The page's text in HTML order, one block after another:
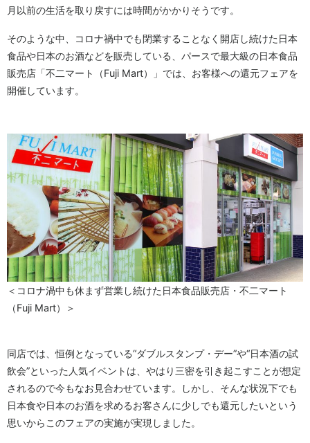
月以前の生活を取り戻すには時間がかかりそうです。
そのような中、コロナ禍中でも閉業することなく開店し続けた日本
食品や日本のお酒などを販売している、パースで最大級の日本食品
販売店「不二マート（Fuji Mart）」では、お客様への還元フェアを
開催しています。
＜コロナ渦中も休まず営業し続けた日本食品販売店・不二マート
（Fuji Mart）＞
同店では、恒例となっている“ダブルスタンプ・デー”や“日本酒の試
飲会”といった人気イベントは、やはり三密を引き起こすことが想定
されるので今もなお見合わせています。しかし、そんな状況下でも
日本食や日本のお酒を求めるお客さんに少しでも還元したいという
思いからこのフェアの実施が実現しました。